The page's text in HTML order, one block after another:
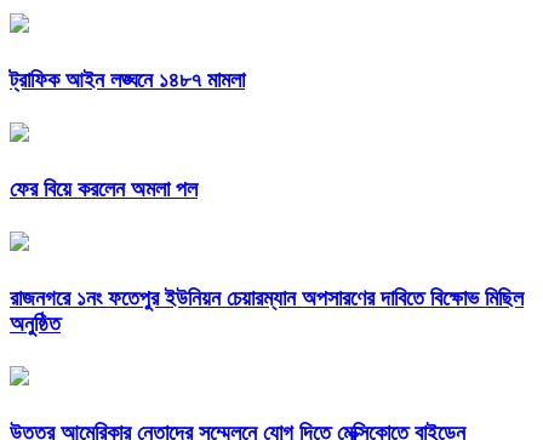
ট্রাফিক আইন লঙ্ঘনে ১৪৮৭ মামলা
ফের বিয়ে করলেন অমলা পল
রাজনগরে ১নং ফতেপুর ইউনিয়ন চেয়ারম্যান অপসারণের দাবিতে বিক্ষোভ মিছিল
অনুষ্ঠিত
উত্তর আমেরিকার নেতাদের সম্মেলনে যোগ দিতে মেক্সিকোতে বাইডেন